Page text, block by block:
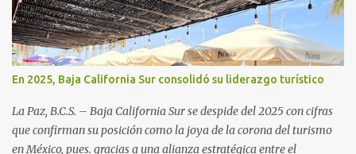
En 2025, Baja California Sur consolidó su liderazgo turístico
La Paz, B.C.S. – Baja California Sur se despide del 2025 con cifras
que confirman su posición como la joya de la corona del turismo
en México, pues. gracias a una alianza estratégica entre el